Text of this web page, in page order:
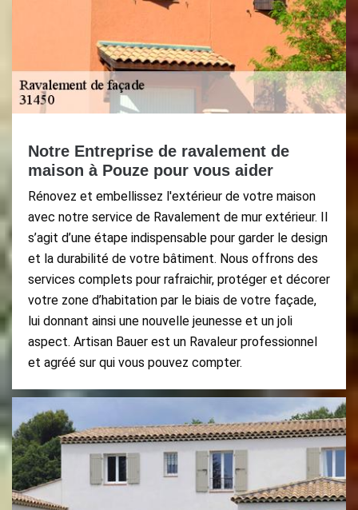
Notre Entreprise de ravalement de
maison à Pouze pour vous aider
Rénovez et embellissez l'extérieur de votre maison
avec notre service de Ravalement de mur extérieur. Il
s’agit d’une étape indispensable pour garder le design
et la durabilité de votre bâtiment. Nous offrons des
services complets pour rafraichir, protéger et décorer
votre zone d’habitation par le biais de votre façade,
lui donnant ainsi une nouvelle jeunesse et un joli
aspect. Artisan Bauer est un Ravaleur professionnel
et agréé sur qui vous pouvez compter.